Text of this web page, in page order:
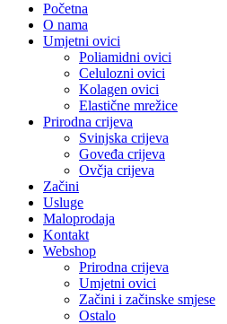
Početna
O nama
Umjetni ovici
Poliamidni ovici
Celulozni ovici
Kolagen ovici
Elastične mrežice
Prirodna crijeva
Svinjska crijeva
Goveđa crijeva
Ovčja crijeva
Začini
Usluge
Maloprodaja
Kontakt
Webshop
Prirodna crijeva
Umjetni ovici
Začini i začinske smjese
Ostalo